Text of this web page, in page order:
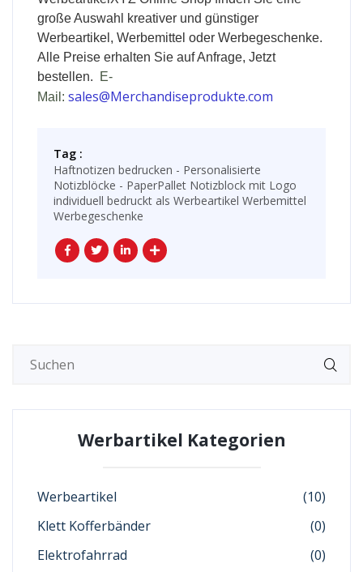
große Auswahl kreativer und günstiger
Werbeartikel, Werbemittel oder Werbegeschenke.
Alle Preise erhalten Sie auf Anfrage, Jetzt
bestellen.
E-
Mail: sales@Merchandiseprodukte.com
Tag :
Haftnotizen bedrucken - Personalisierte
Notizblöcke - PaperPallet Notizblock mit Logo
individuell bedruckt als Werbeartikel Werbemittel
Werbegeschenke
Werbartikel Kategorien
Werbeartikel
(10)
Klett Kofferbänder
(0)
Elektrofahrrad
(0)